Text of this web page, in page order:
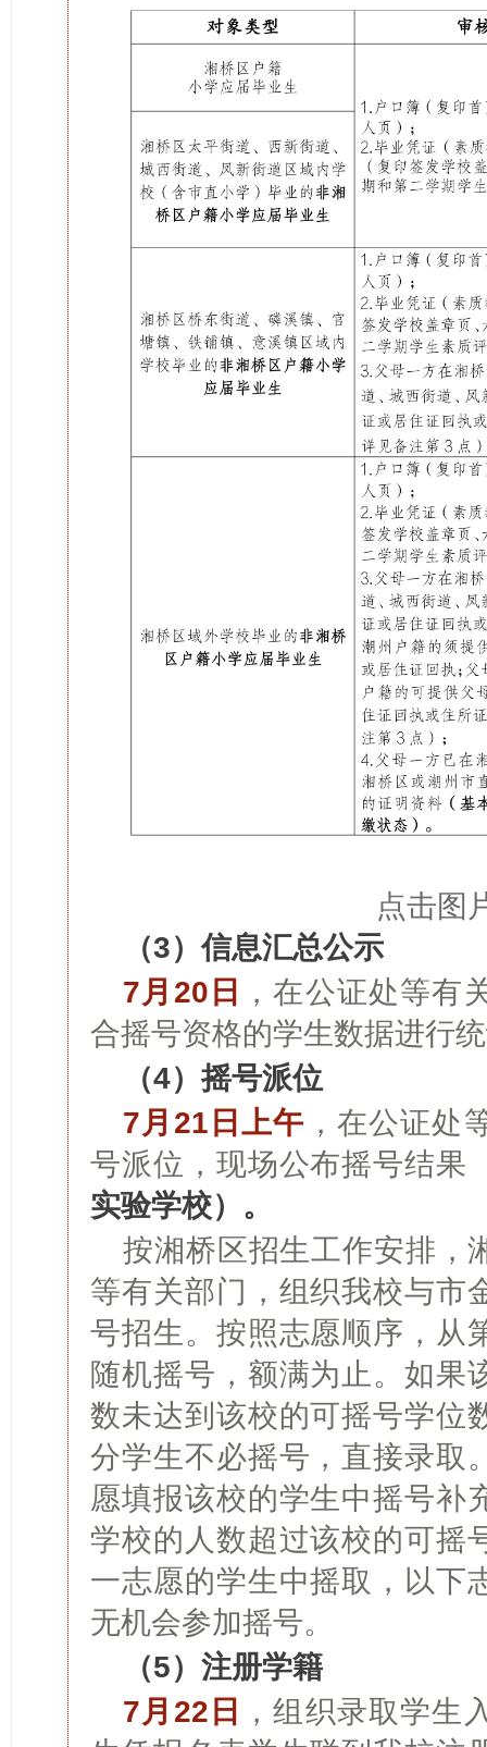
点击图
（3）信息汇总公示
7月20日
，在公证处等有
合摇号资格的学生数据进行
（4）摇号派位
7月21日上午 ，在公证处
号派位，现场公布摇号结果
实验学校）。
按湘桥区招生工作安排，
等有关部门，组织我校与市
号招生。按照志愿顺序，从
随机摇号，额满为止。如果
数未达到该校的可摇号学位
分学生不必摇号，直接录取
愿填报该校的学生中摇号补
学校的人数超过该校的可摇
一志愿的学生中摇取，以下
无机会参加摇号。
（5）注册学籍
7月22日
，组织录取学生